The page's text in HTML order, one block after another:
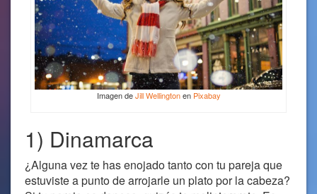
Imagen deJill Wellingtonen Pixabay
1) Dinamarca
¿Alguna vez te has enojado tanto con tu pareja que
estuviste a punto de arrojarle un plato por la cabeza?